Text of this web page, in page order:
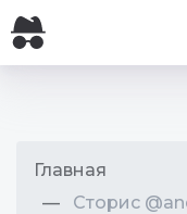
Главная
Сторис